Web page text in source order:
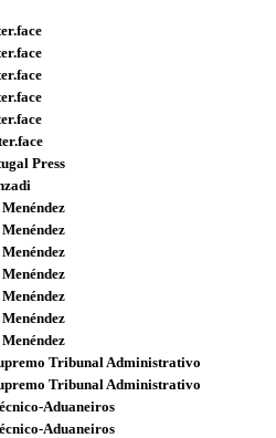
Press
Tribunal Administrativo
Tribunal Administrativo
Aduaneiros
Aduaneiros